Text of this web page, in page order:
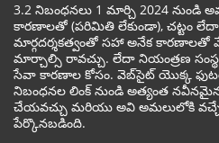
3.2 నిబంధనలు 1 మార్చి 2024
కారణాలతో (పరిమితి లేకుండా), చట్టం
మార్గదర్శకత్వంతో సహా అనేక కారణాలతో
మార్చాల్సి రావచ్చు. లేదా నియంత్రణ సంస్థ
సేవా కారణాల కోసం. వెబ్‌సైట్ యొక్క
నిబంధనల లింక్ నుండి అత్యంత
చేయవచ్చు మరియు అవి అమలులోకి
పేర్కొనబడింది.